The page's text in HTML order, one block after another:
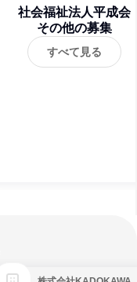
社会福祉法人平成会
その他の募集
すべて見る